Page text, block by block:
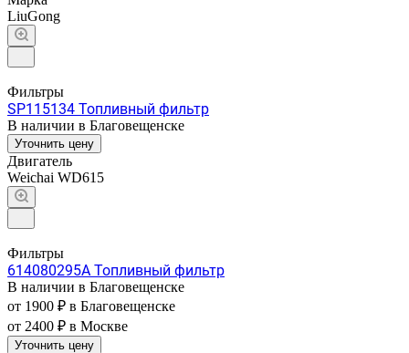
LiuGong
Фильтры
SP115134 Топливный фильтр
В наличии в Благовещенске
Уточнить цену
Двигатель
Weichai WD615
Фильтры
614080295A Топливный фильтр
В наличии в Благовещенске
от 1900 ₽ в Благовещенске
от 2400 ₽ в Москве
Уточнить цену